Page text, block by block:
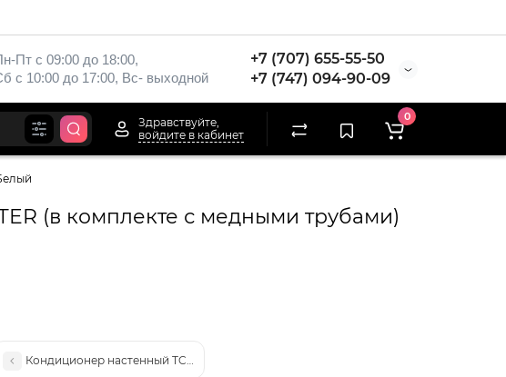
Пт с 09:00 до 18:00,
с 10:00 до 17:00, Вс- выходной
+7 (707) 655-55-50
+7 (747) 094-90-09
Здравствуйте,
войдите в кабинет
0
(в комплекте с медными трубами)
Кондиционер настенный TCL SAVIN TAC-SV12HS/ZB (в комплекте с медными